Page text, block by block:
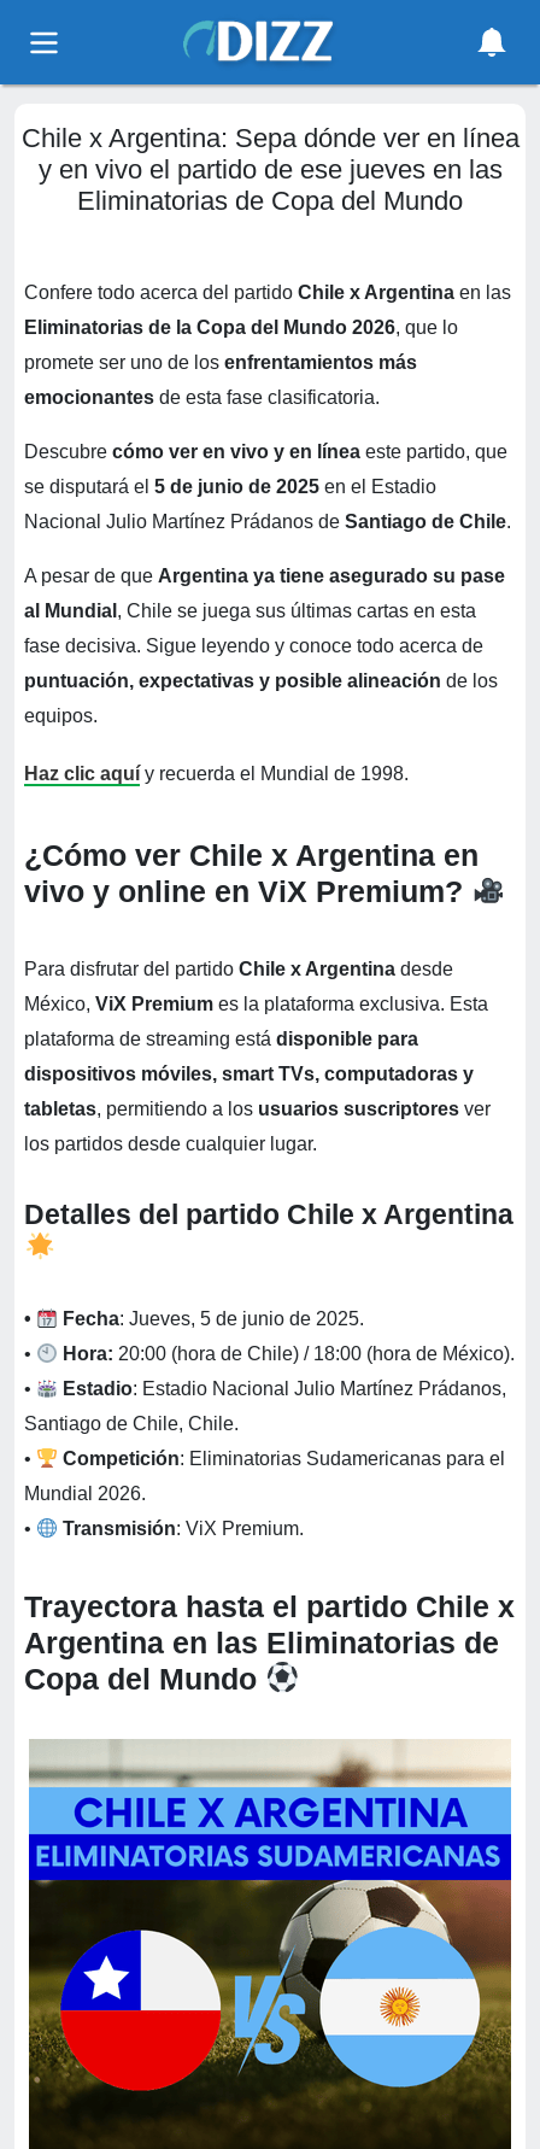
Chile x Argentina: Sepa dónde ver en línea
y en vivo el partido de ese jueves en las
Eliminatorias de Copa del Mundo
Confere todo acerca del partido Chile x Argentina en las
Eliminatorias de la Copa del Mundo 2026, que lo
promete ser uno de los enfrentamientos más
emocionantes de esta fase clasificatoria.
Descubre cómo ver en vivo y en línea este partido, que
se disputará el 5 de junio de 2025 en el Estadio
Nacional Julio Martínez Prádanos de Santiago de Chile.
A pesar de que Argentina ya tiene asegurado su pase
al Mundial , Chile se juega sus últimas cartas en esta
fase decisiva. Sigue leyendo y conoce todo acerca de
puntuación, expectativas y posible alineación de los
equipos.
Haz clic aquí y recuerda el Mundial de 1998.
¿Cómo ver Chile x Argentina en
vivo y online en ViX Premium?
Para disfrutar del partido Chile x Argentina desde
México, ViX Premium es la plataforma exclusiva. Esta
plataforma de streaming está disponible para
dispositivos móviles, smart TVs, computadoras y
tabletas, permitiendo a los usuarios suscriptores ver
los partidos desde cualquier lugar.
Detalles del partido Chile x Argentina
• Fecha: Jueves, 5 de junio de 2025.
•
Hora: 20:00 (hora de Chile) / 18:00 (hora de México).
•
Estadio: Estadio Nacional Julio Martínez Prádanos,
Santiago de Chile, Chile.
•
Competición: Eliminatorias Sudamericanas para el
Mundial 2026.
•
Transmisión: ViX Premium.
Trayectora hasta el partido Chile x
Argentina en las Eliminatorias de
Copa del Mundo